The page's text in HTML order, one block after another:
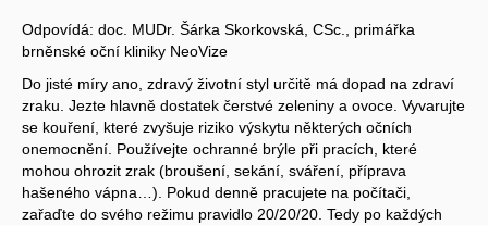
Odpovídá: doc. MUDr. Šárka Skorkovská, CSc., primářka
brněnské oční kliniky NeoVize
Do jisté míry ano, zdravý životní styl určitě má dopad na zdraví
zraku. Jezte hlavně dostatek čerstvé zeleniny a ovoce. Vyvarujte
se kouření, které zvyšuje riziko výskytu některých očních
onemocnění. Používejte ochranné brýle při pracích, které
mohou ohrozit zrak (broušení, sekání, sváření, příprava
hašeného vápna…). Pokud denně pracujete na počítači,
zařaďte do svého režimu pravidlo 20/20/20. Tedy po každých